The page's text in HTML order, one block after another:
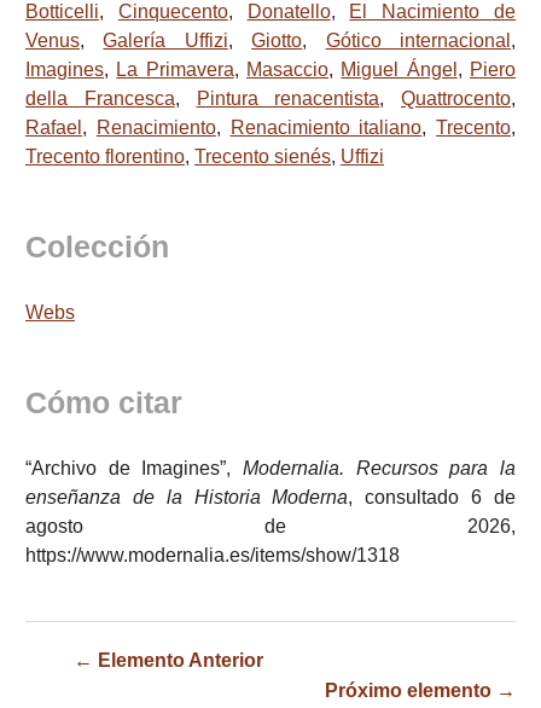
Botticelli, Cinquecento, Donatello, El Nacimiento de
Venus,Galería Uffizi,Giotto, Gótico internacional ,
Imagines, La Primavera, Masaccio, Miguel Ángel , Piero
della Francesca, Pintura renacentista, Quattrocento,
Rafael , Renacimiento, Renacimiento italiano, Trecento,
Trecento florentino, Trecento sienés, Uffizi
Colección
Webs
Cómo citar
“Archivo de Imagines”, Modernalia. Recursos para la
enseñanza de la Historia Moderna, consultado 6 de
agosto de 2026,
https://www.modernalia.es/items/show/1318
← Elemento Anterior
Próximo elemento →